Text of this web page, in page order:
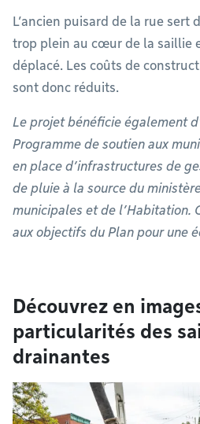
L’ancien puisard de la rue sert
trop plein au cœur de la saillie
déplacé. Les coûts de
sont donc réduits.
Le projet bénéficie également
Programme de soutien aux
en place d’infrastructures de
de pluie à la source du
municipales et de l’Habitation.
aux objectifs du Plan pour une
Découvrez en
particularités des
drainantes